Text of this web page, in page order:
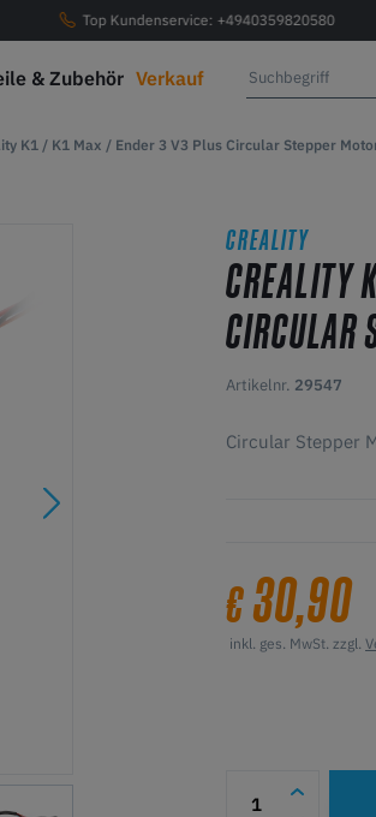
Top Kundenservice: +4940359820580
& Zubehör Verkauf
K1 / K1 Max / Ender 3 V3 Plus Circular Stepper
CREALITY
CREALITY
CIRCULAR
Artikelnr. 29547
Circular Stepper
€30,90
inkl. ges. MwSt. zzgl.